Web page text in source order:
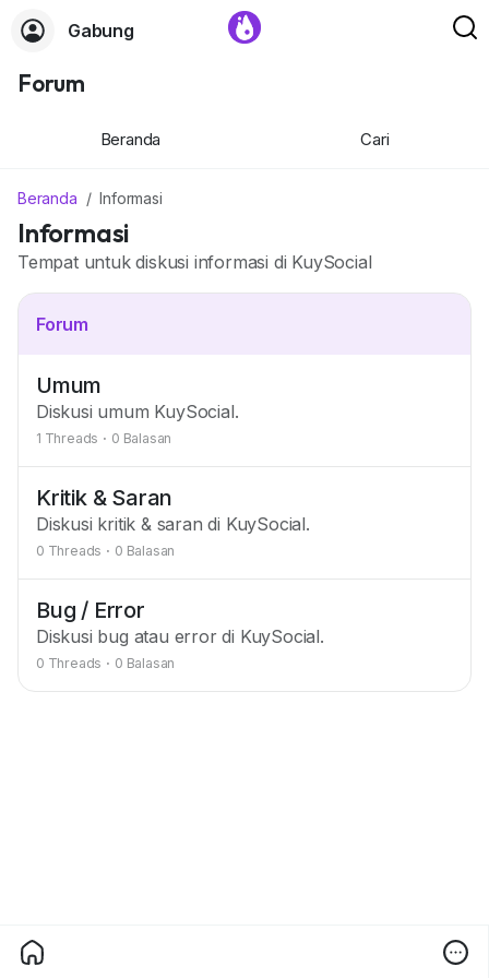
Gabung
Forum
Beranda Cari
Beranda Informasi
Informasi
Tempat untuk diskusi informasi di KuySocial
Forum
Umum
Diskusi umum KuySocial.
1 Threads · 0 Balasan
Kritik & Saran
Diskusi kritik & saran di KuySocial.
0 Threads · 0 Balasan
Bug / Error
Diskusi bug atau error di KuySocial.
0 Threads · 0 Balasan